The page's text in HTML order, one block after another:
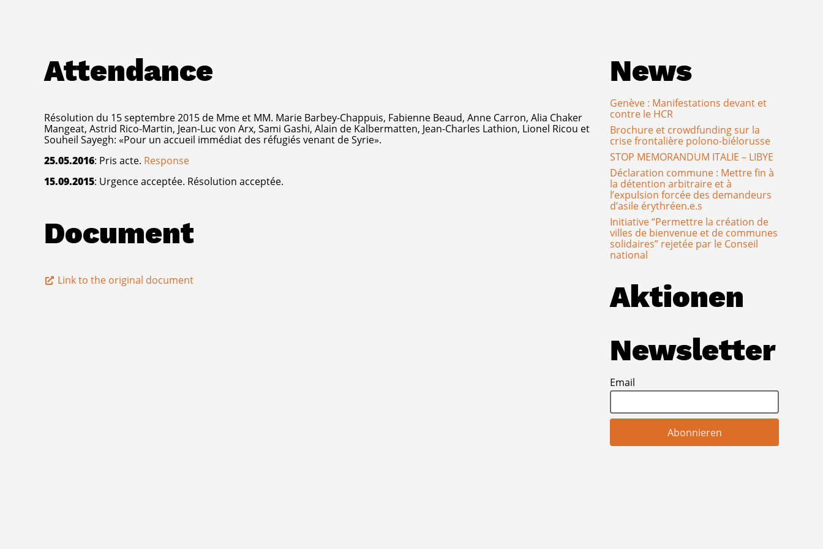
Attendance
Résolution du 15 septembre 2015 de Mme et MM. Marie Barbey-Chappuis, Fabienne Beaud, Anne Carron, Alia Chaker
Mangeat, Astrid Rico-Martin, Jean-Luc von Arx, Sami Gashi, Alain de Kalbermatten, Jean-Charles Lathion, Lionel Ricou et
Souheil Sayegh: «Pour un accueil immédiat des réfugiés venant de Syrie».
25.05.2016: Pris acte. Response
15.09.2015: Urgence acceptée. Résolution acceptée.
Document
Link to the original document
News
Genève : Manifestations devant et
contre le HCR
Brochure et crowdfunding sur la
crise frontalière polono-biélorusse
STOP MEMORANDUM ITALIE – LIBYE
Déclaration commune : Mettre fin à
la détention arbitraire et à
l’expulsion forcée des demandeurs
d’asile érythréen.e.s
Initiative “Permettre la création de
villes de bienvenue et de communes
solidaires” rejetée par le Conseil
national
Aktionen
Newsletter
Email